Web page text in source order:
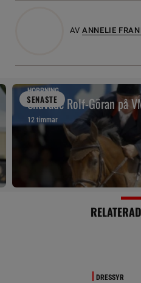
AV ANNELIE
SENASTE
HOPPNING
Snuvade Rolf-Göran på
12 timmar
DRESSYR